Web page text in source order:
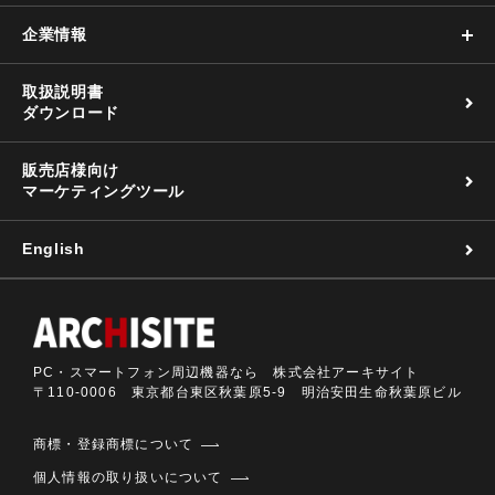
企業情報
取扱説明書
ダウンロード
販売店様向け
マーケティングツール
English
PC・スマートフォン周辺機器なら 株式会社アーキサイト
〒110-0006 東京都台東区秋葉原5-9 明治安田生命秋葉原ビル
商標・登録商標について
個人情報の取り扱いについて